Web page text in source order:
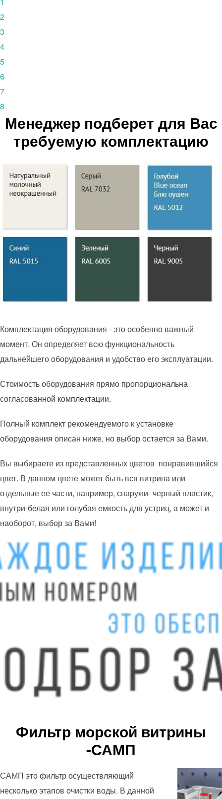
2
3
4
5
6
7
8
Менеджер подберет для Вас
требуемую комплектацию
Комплектация оборудования - это особенно важный
момент. Он определяет всю функциональность
дальнейшего оборудования и удобство его эксплуатации.
Стоимость оборудования прямо пропорциональна
согласованной комплектации.
Полный комплект рекомендуемого к установке
оборудования описан ниже, но выбор остается за Вами.
Вы выбираете из представленных цветов понравившийся
цвет. В данном цвете может быть вся витрина или
отдельные ее части, например, снаружи- черный пластик,
внутри-белая или голубая емкость для устриц, а может и
наоборот, выбор за Вами!
Фильтр морской витрины
-САМП
САМП это фильтр осуществляющий
несколько этапов очистки воды. В данной